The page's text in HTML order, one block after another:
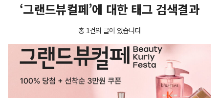
‘그랜드뷰컬페’에 대한 태그 검색결과
총 1건의 글이 있습니다